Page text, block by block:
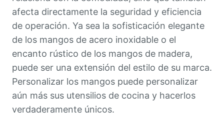
B. Mangos de Acero Inoxidable
Estereoscópicos
2. Mangos de Madera
Personalizados para Utensilios de
Cocina
3. Mangos de Plástico
Personalizados para Utensilios de
Cocina
afecta directamente la seguridad y eficiencia
de operación. Ya sea la sofisticación elegante
de los mangos de acero inoxidable o el
encanto rústico de los mangos de madera,
puede ser una extensión del estilo de su marca.
Personalizar los mangos puede personalizar
aún más sus utensilios de cocina y hacerlos
verdaderamente únicos.